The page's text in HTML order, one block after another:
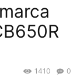
0
1410